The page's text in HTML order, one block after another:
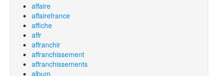
affaire
affairefrance
affiche
affr
affranchir
affranchissement
affranchissements
album